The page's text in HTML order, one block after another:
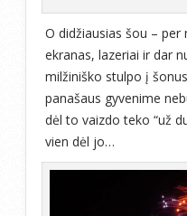
O didžiausias šou –
ekranas, lazeriai ir dar
milžiniško stulpo į
panašaus gyvenime
dėl to vaizdo teko “už
vien dėl jo…